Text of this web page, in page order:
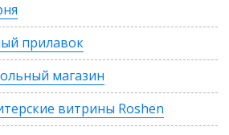
прилавок
магазин
витрины Roshen